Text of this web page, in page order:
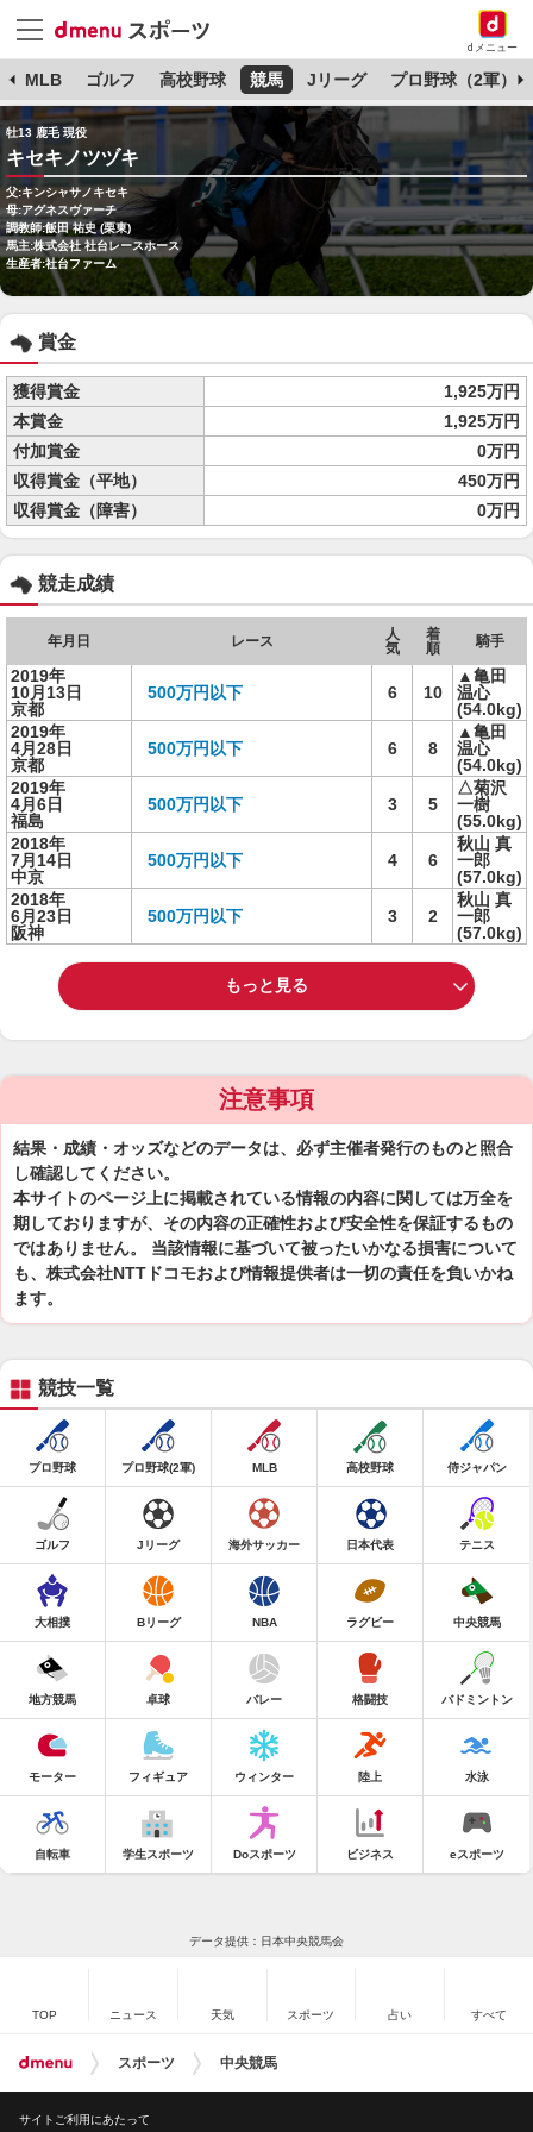
dメニュー
MLB ゴルフ 高校野球 競馬 Jリーグ プロ野球（2軍）
牡13 鹿毛 現役
キセキノツヅキ
父:キンシャサノキセキ
母:アグネスヴァーチ
調教師:飯田 祐史 (栗東)
馬主:株式会社 社台レースホース
生産者:社台ファーム
賞金
獲得賞金
1,925万円
本賞金
1,925万円
付加賞金
0万円
収得賞金（平地）
450万円
収得賞金（障害）
0万円
競走成績
年月日 レース
人
気
着
順
騎手
2019年
10月13日
京都
500万円以下 6 10
▲亀田
温心
(54.0kg)
2019年
4月28日
京都
500万円以下 6 8
▲亀田
温心
(54.0kg)
2019年
4月6日
福島
500万円以下 3 5
△菊沢
一樹
(55.0kg)
2018年
7月14日
中京
500万円以下 4 6
秋山 真
一郎
(57.0kg)
2018年
6月23日
阪神
500万円以下 3 2
秋山 真
一郎
(57.0kg)
もっと見る
注意事項
結果・成績・オッズなどのデータは、必ず主催者発行のものと照合
し確認してください。
本サイトのページ上に掲載されている情報の内容に関しては万全を
期しておりますが、その内容の正確性および安全性を保証するもの
ではありません。 当該情報に基づいて被ったいかなる損害について
も、株式会社NTTドコモおよび情報提供者は一切の責任を負いかね
ます。
競技一覧
プロ野球 プロ野球(2軍) MLB 高校野球 侍ジャパン
ゴルフ Jリーグ 海外サッカー 日本代表 テニス
大相撲 Bリーグ NBA ラグビー 中央競馬
地方競馬 卓球 バレー 格闘技 バドミントン
モーター フィギュア ウィンター 陸上 水泳
自転車 学生スポーツ Doスポーツ ビジネス eスポーツ
データ提供：日本中央競馬会
TOP ニュース 天気 スポーツ 占い すべて
スポーツ 中央競馬
サイトご利用にあたって